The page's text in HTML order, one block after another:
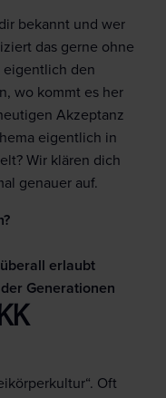
bekannt und wer
das gerne ohne
eigentlich den
wo kommt es her
Akzeptanz
eigentlich in
Wir klären dich
genauer auf.
erlaubt
Generationen
Oft